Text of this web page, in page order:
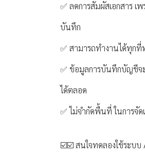
✅ ลดการสัมผัสเอกสาร เ
บันทึก
✅ สามารถทำงานได้ทุกที่
✅ ข้อมูลการบันทึกบัญชีจ
ได้ตลอด
✅ ไม่จำกัดพื้นที่ ในการจัด
☑️☑️ สนใจทดลองใช้ระบ